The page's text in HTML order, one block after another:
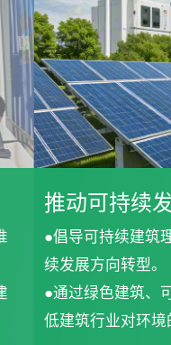
推动可持续
●倡导可持续建筑
续发展方向转型。
●通过绿色建筑、
低建筑行业对环境